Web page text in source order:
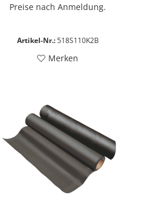
Preise nach Anmeldung.
Artikel-Nr.:518S110K2B
Merken